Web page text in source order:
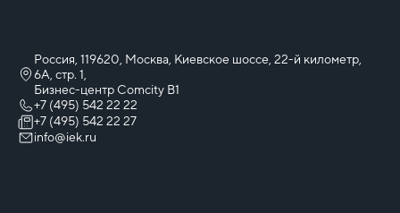
Россия, 119620, Москва, Киевское шоссе, 22-й километр,
6А, стр. 1,
Бизнес-центр Comcity B1
+7 (495) 542 22 22
+7 (495) 542 22 27
info@iek.ru